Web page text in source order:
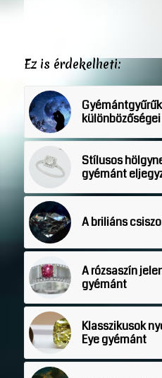
Ez is érdekelheti:
Stílusos
gyémánt
A briliáns
A rózsaszín
gyémánt
Klasszikusok
Eye gyémánt